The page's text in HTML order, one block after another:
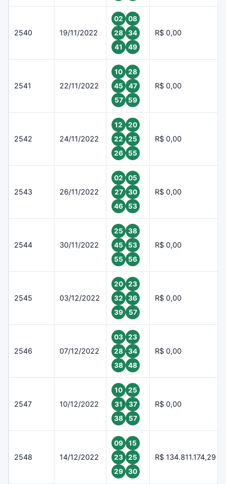
2540 19/11/2022
02
08
28
34
41
49
R$ 0,00
2541 22/11/2022
10
28
45
47
57
59
R$ 0,00
2542 24/11/2022
12
20
22
25
26
55
R$ 0,00
2543 26/11/2022
02
05
27
30
46
53
R$ 0,00
2544 30/11/2022
25
38
45
53
55
56
R$ 0,00
2545 03/12/2022
20
23
32
36
39
57
R$ 0,00
2546 07/12/2022
03
23
28
34
38
48
R$ 0,00
2547 10/12/2022
10
25
31
37
38
57
R$ 0,00
2548 14/12/2022
09
15
23
25
29
30
R$ 134.811.174,29